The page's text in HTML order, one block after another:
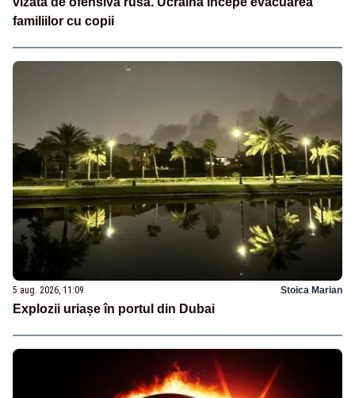
familiilor cu copii
5 aug. 2026, 11:09 Stoica Marian
Explozii uriașe în portul din Dubai